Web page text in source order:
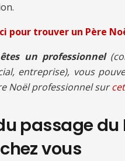
pour trouver un Père
un professionnel
entreprise), vous
Noël professionnel sur
passage du
vous